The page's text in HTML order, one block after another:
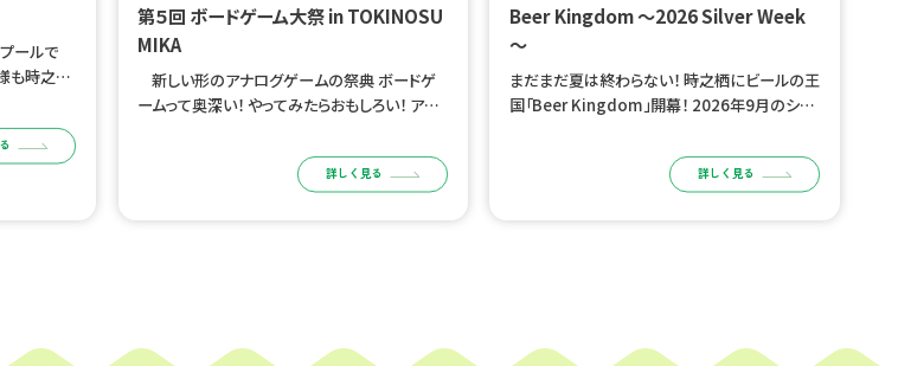
ールで
も時之栖
となりま
第５回 ボードゲーム大祭 in TOKINOSU
MIKA
新しい形のアナログゲームの祭典 ボードゲ
ームって奥深い！ やってみたらおもしろい！ アナ
う！ 参加者向け宿泊プランはこちらから 開催
詳しく見る
Beer Kingdom ～2026 Silver Week
～
まだまだ夏は終わらない！ 時之栖にビールの王
国「Beer Kingdom」開幕！ 2026年9月のシル
QUARE」がビール好きの王国に変わります！
詳しく見る